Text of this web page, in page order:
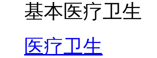
基本医疗卫生
医疗卫生